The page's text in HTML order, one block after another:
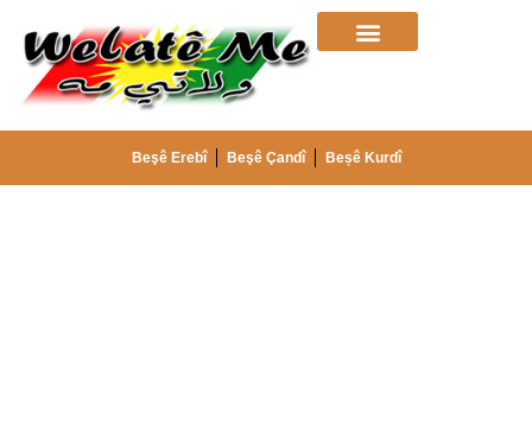
Beşê Erebî Beşê Çandî Beșê Kurdî